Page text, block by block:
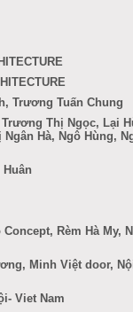
Trương Tuấn Chung
Thị Ngọc, Lại
Ngân Hà, Ngô Hùng,
Concept, Rèm Hà My,
Minh Việt door,
Viet Nam